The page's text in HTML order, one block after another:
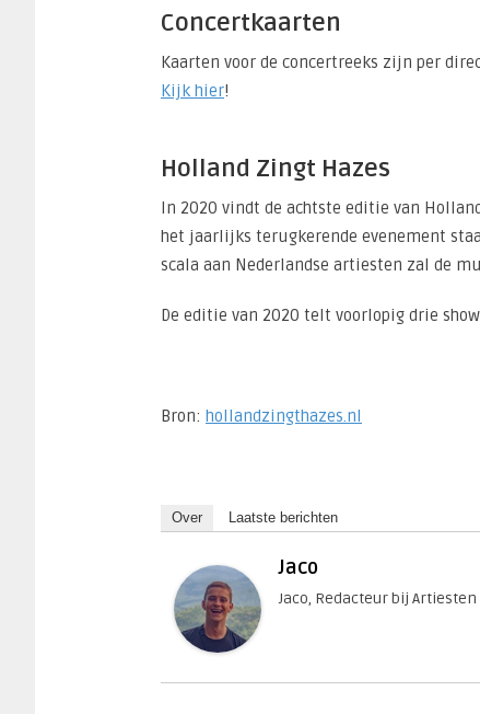
Concertkaarten
Kaarten voor de concertreeks zijn per
Kijk hier!
Holland Zingt Hazes
In 2020 vindt de achtste editie van
het jaarlijks terugkerende evenement
scala aan Nederlandse artiesten zal de
De editie van 2020 telt voorlopig drie
Bron: hollandzingthazes.nl
Over Laatste berichten
Jaco
Jaco, Redacteur bij Artiesten